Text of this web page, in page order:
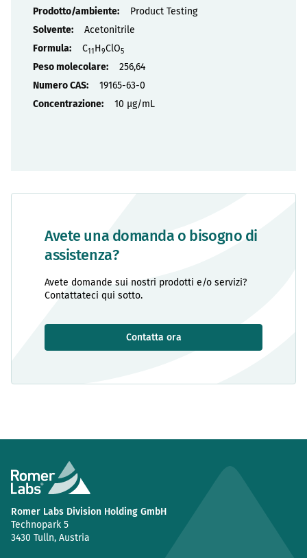
Avete una domanda o bisogno di
assistenza?
Avete domande sui nostri prodotti e/o servizi?
Contattateci qui sotto.
Contatta ora
Product Testing
Acetonitrile
C11H9ClO5
256,64
19165-63-0
10 µg/mL
Romer Labs Division Holding GmbH
Technopark 5
3430 Tulln, Austria